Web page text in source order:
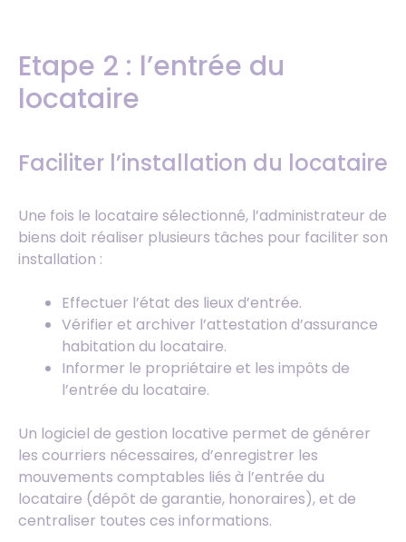
Etape 2 : l’entrée du
locataire
Faciliter l’installation du locataire
Une fois le locataire sélectionné, l’administrateur de
biens doit réaliser plusieurs tâches pour faciliter son
installation :
Effectuer l’état des lieux d’entrée.
Vérifier et archiver l’attestation d’assurance
habitation du locataire.
Informer le propriétaire et les impôts de
l’entrée du locataire.
Un logiciel de gestion locative permet de générer
les courriers nécessaires, d’enregistrer les
mouvements comptables liés à l’entrée du
locataire (dépôt de garantie, honoraires), et de
centraliser toutes ces informations.